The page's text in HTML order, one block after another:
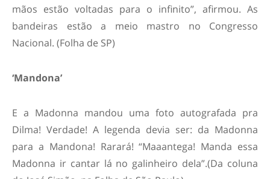
mãos estão voltadas para o infinito”, afirmou. As
bandeiras estão a meio mastro no Congresso
Nacional. (Folha de SP)
‘Mandona’
E a Madonna mandou uma foto autografada pra
Dilma! Verdade! A legenda devia ser: da Madonna
para a Mandona! Rarará! “Maaantega! Manda essa
Madonna ir cantar lá no galinheiro dela”.(Da coluna